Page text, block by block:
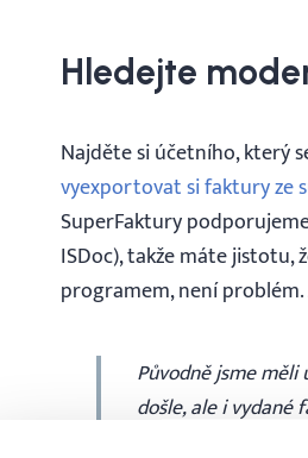
Hledejte
Najděte si účetního, který
vyexportovat si faktury ze
SuperFaktury
ISDoc), takže máte
programem, není
Původně jsme
došle, ale i vydané